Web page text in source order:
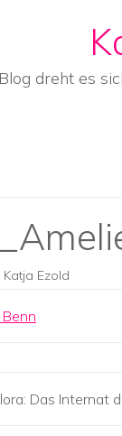
dreht es
Katja Ezold
Das Internat